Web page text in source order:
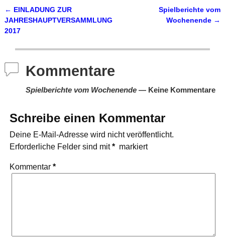
Artikelnavigation
← EINLADUNG ZUR
JAHRESHAUPTVERSAMMLUNG
2017
Spielberichte vom
Wochenende →
Kommentare
Spielberichte vom Wochenende— Keine Kommentare
Schreibe einen Kommentar
Deine E-Mail-Adresse wird nicht veröffentlicht.
Erforderliche Felder sind mit* markiert
Kommentar *